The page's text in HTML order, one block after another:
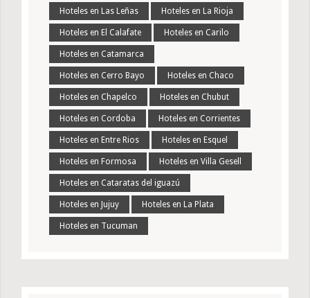
Hoteles en Las Leñas Hoteles en La Rioja
Hoteles en El Calafate Hoteles en Carilo
Hoteles en Catamarca
Hoteles en Cerro Bayo Hoteles en Chaco
Hoteles en Chapelco Hoteles en Chubut
Hoteles en Cordoba Hoteles en Corrientes
Hoteles en Entre Rios Hoteles en Esquel
Hoteles en Formosa Hoteles en Villa Gesell
Hoteles en Cataratas del iguazú
Hoteles en Jujuy Hoteles en La Plata
Hoteles en Tucuman